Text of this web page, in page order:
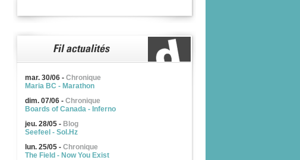
mar. 30/06 - Chronique
Maria BC - Marathon
dim. 07/06 - Chronique
Boards of Canada - Inferno
jeu. 28/05 - Blog
Seefeel - Sol.Hz
lun. 25/05 - Chronique
The Field - Now You Exist